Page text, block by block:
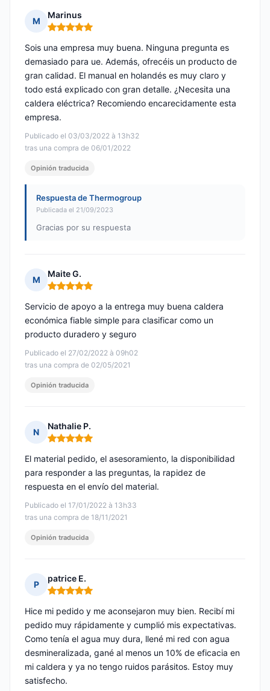
M
Marinus
Nota: 5 de 5
Publicado el 03/03/2022 à 13h32
tras una compra de 06/01/2022
Sois una empresa muy buena. Ninguna pregunta es
demasiado para ue. Además, ofrecéis un producto de
gran calidad. El manual en holandés es muy claro y
todo está explicado con gran detalle. ¿Necesita una
caldera eléctrica? Recomiendo encarecidamente esta
empresa.
Opinión traducida
Respuesta de Thermogroup
Publicada el 21/09/2023
Gracias por su respuesta
M
Maite G.
Nota: 5 de 5
Publicado el 27/02/2022 à 09h02
tras una compra de 02/05/2021
Servicio de apoyo a la entrega muy buena caldera
económica fiable simple para clasificar como un
producto duradero y seguro
Opinión traducida
N
Nathalie P.
Nota: 5 de 5
Publicado el 17/01/2022 à 13h33
tras una compra de 18/11/2021
El material pedido, el asesoramiento, la disponibilidad
para responder a las preguntas, la rapidez de
respuesta en el envío del material.
Opinión traducida
P
patrice E.
Nota: 5 de 5
Hice mi pedido y me aconsejaron muy bien. Recibí mi
pedido muy rápidamente y cumplió mis expectativas.
Como tenía el agua muy dura, llené mi red con agua
desmineralizada, gané al menos un 10% de eficacia en
mi caldera y ya no tengo ruidos parásitos. Estoy muy
satisfecho.